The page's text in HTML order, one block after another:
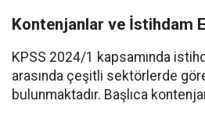
Kontenjanlar ve İstihdam
KPSS 2024/1 kapsamında
arasında çeşitli sektörlerde
bulunmaktadır. Başlıca